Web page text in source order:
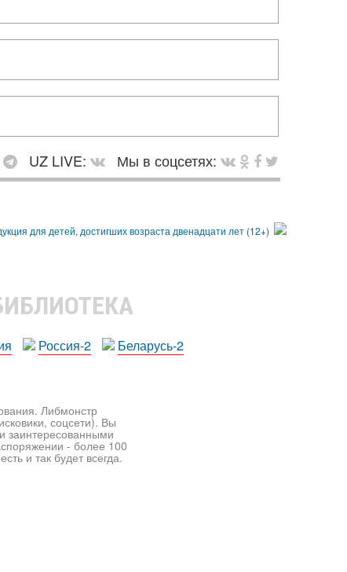
UZ LIVE:
Мы в соцсетях:
Россия-2
Беларусь-2
Либмонстр
соцсети). Вы
заинтересованными
- более 100
и так будет всегда.